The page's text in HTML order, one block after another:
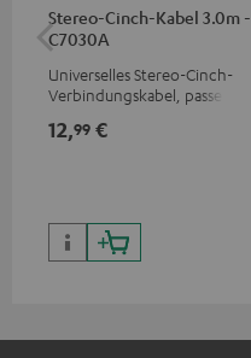
Stereo-Cinch-Kabel 3.0m -
C7030A
Universelles Stereo-Cinch-
Verbindungskabel, passend
Buchsen
12,99 €